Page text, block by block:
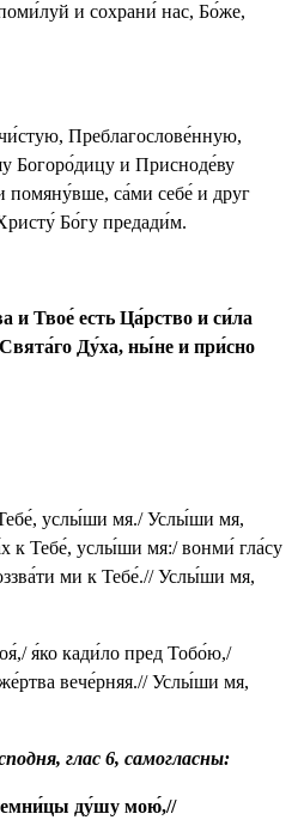
и сохрани́ нас, Бо́же,
Преблагослове́нную,
Богоро́дицу и Присноде́ву
са́ми себе́ и друг
Бо́гу предади́м.
и Твое́ есть Ца́рство и си́ла
Ду́ха, ны́не и при́сно
услы́ши мя./ Услы́ши мя,
к Тебе́, услы́ши мя:/ вонми́ гла́су
ми к Тебе́.// Услы́ши мя,
я́ко кади́ло пред Тобо́ю,/
вече́рняя.// Услы́ши мя,
глас 6, самогласны:
ду́шу мою́,//